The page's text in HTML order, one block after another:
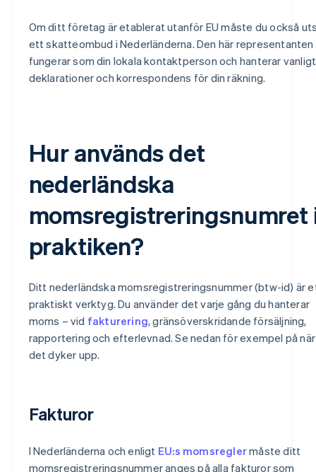
Om ditt företag är etablerat utanför EU måste du också
ett skatteombud i Nederländerna. Den här representanten
fungerar som din lokala kontaktperson och hanterar
deklarationer och korrespondens för din räkning.
Hur används det
nederländska
momsregistreringsnumret
praktiken?
Ditt nederländska momsregistreringsnummer (btw-id) är
praktiskt verktyg. Du använder det varje gång du hanterar
moms – vid fakturering, gränsöverskridande försäljning,
rapportering och efterlevnad. Se nedan för exempel på när
det dyker upp.
Fakturor
I Nederländerna och enligt EU:s momsreglermåste ditt
momsregistreringsnummer anges på alla fakturor som